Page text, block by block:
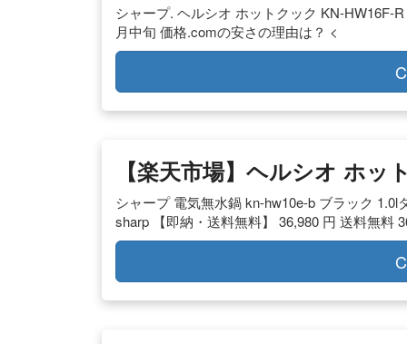
シャープ. ヘルシオ ホットクック KN-HW16F-
月中旬 価格.comの安さの理由は？ <
【楽天市場】ヘルシオ ホッ
シャープ 電気無水鍋 kn-hw10e-b ブラック
sharp 【即納・送料無料】 36,980 円 送料無料